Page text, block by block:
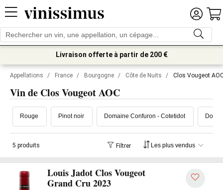
Livraison offerte à partir de 200 €
Appellations / France / Bourgogne / Côte de Nuits / Clos Vougeot
Vin de Clos Vougeot AOC
Rouge Pinot noir Domaine Confuron - Cotetidot
5 produits Filtrer
Louis Jadot Clos Vougeot
Grand Cru 2023